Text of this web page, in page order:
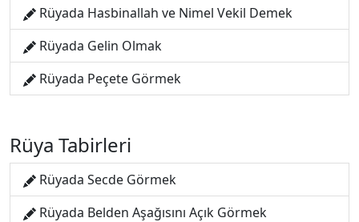
Rüyada Hasbinallah ve Nimel Vekil Demek
Rüyada Gelin Olmak
Rüyada Peçete Görmek
Rüya Tabirleri
Rüyada Secde Görmek
Rüyada Belden Aşağısını Açık Görmek